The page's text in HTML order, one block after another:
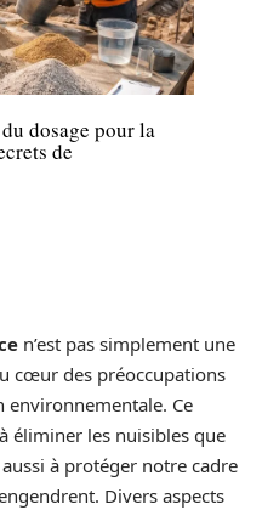
dosage pour la
de
n’est pas simplement une
cœur des préoccupations
environnementale. Ce
éliminer les nuisibles que
à protéger notre cadre
Divers aspects